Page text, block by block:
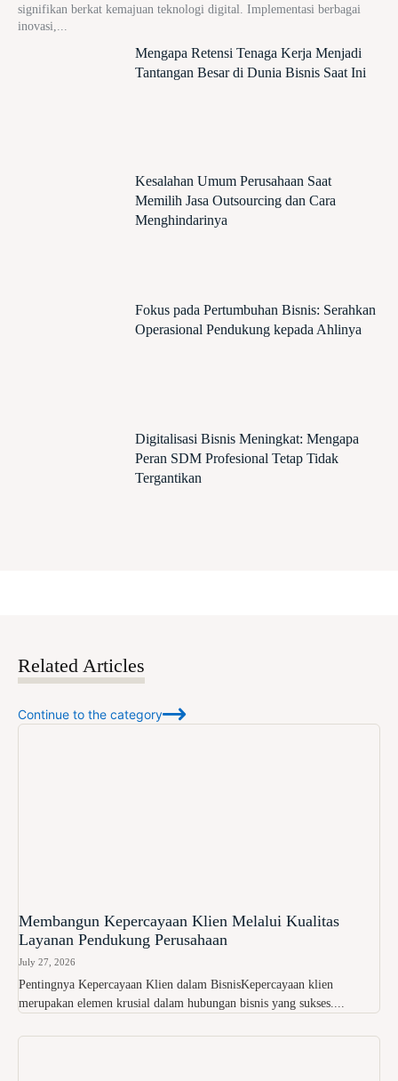
signifikan berkat kemajuan teknologi digital. Implementasi berbagai
inovasi,...
Mengapa Retensi Tenaga Kerja Menjadi
Tantangan Besar di Dunia Bisnis Saat Ini
Kesalahan Umum Perusahaan Saat
Memilih Jasa Outsourcing dan Cara
Menghindarinya
Fokus pada Pertumbuhan Bisnis: Serahkan
Operasional Pendukung kepada Ahlinya
Digitalisasi Bisnis Meningkat: Mengapa
Peran SDM Profesional Tetap Tidak
Tergantikan
Related Articles
Continue to the category
Membangun Kepercayaan Klien Melalui Kualitas
Layanan Pendukung Perusahaan
July 27, 2026
Pentingnya Kepercayaan Klien dalam BisnisKepercayaan klien
merupakan elemen krusial dalam hubungan bisnis yang sukses....